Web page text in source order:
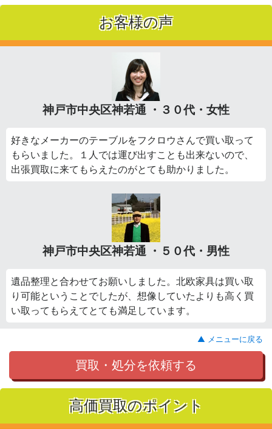
お客様の声
神戸市中央区神若通 ・３０代・女性
好きなメーカーのテーブルをフクロウさんで買い取って
もらいました。１人では運び出すことも出来ないので、
出張買取に来てもらえたのがとても助かりました。
神戸市中央区神若通 ・５０代・男性
遺品整理と合わせてお願いしました。北欧家具は買い取
り可能ということでしたが、想像していたよりも高く買
い取ってもらえてとても満足しています。
▲ メニューに戻る
買取・処分を依頼する
高価買取のポイント